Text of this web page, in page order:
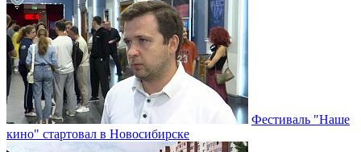
Фестиваль "Наше
кино" стартовал в Новосибирске